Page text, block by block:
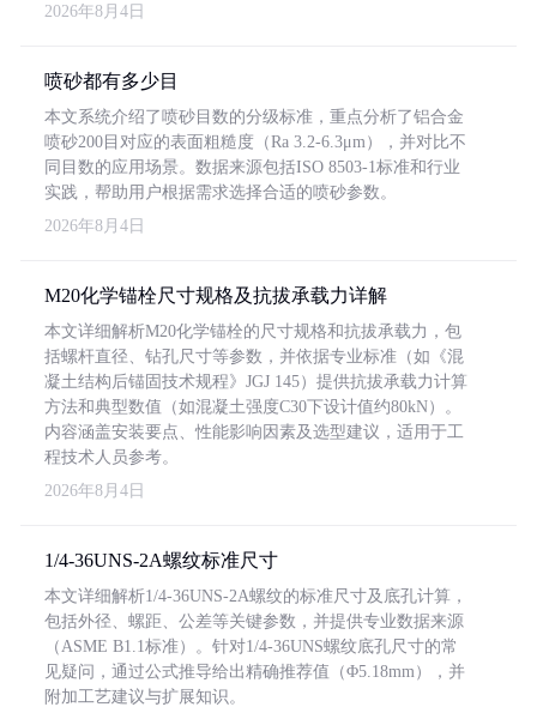
2026年8月4日
喷砂都有多少目
本文系统介绍了喷砂目数的分级标准，重点分析了铝合金
喷砂200目对应的表面粗糙度（Ra 3.2-6.3μm），并对比不
同目数的应用场景。数据来源包括ISO 8503-1标准和行业
实践，帮助用户根据需求选择合适的喷砂参数。
2026年8月4日
M20化学锚栓尺寸规格及抗拔承载力详解
本文详细解析M20化学锚栓的尺寸规格和抗拔承载力，包
括螺杆直径、钻孔尺寸等参数，并依据专业标准（如《混
凝土结构后锚固技术规程》JGJ 145）提供抗拔承载力计算
方法和典型数值（如混凝土强度C30下设计值约80kN）。
内容涵盖安装要点、性能影响因素及选型建议，适用于工
程技术人员参考。
2026年8月4日
1/4-36UNS-2A螺纹标准尺寸
本文详细解析1/4-36UNS-2A螺纹的标准尺寸及底孔计算，
包括外径、螺距、公差等关键参数，并提供专业数据来源
（ASME B1.1标准）。针对1/4-36UNS螺纹底孔尺寸的常
见疑问，通过公式推导给出精确推荐值（Φ5.18mm），并
附加工艺建议与扩展知识。